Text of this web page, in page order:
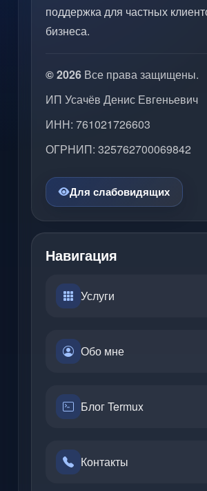
поддержка для частных
бизнеса.
© 2026 Все права защищены.
ИП Усачёв Денис Евгеньевич
ИНН: 761021726603
ОГРНИП: 325762700069842
Для слабовидящих
Навигация
Услуги
Обо мне
Блог Termux
Контакты